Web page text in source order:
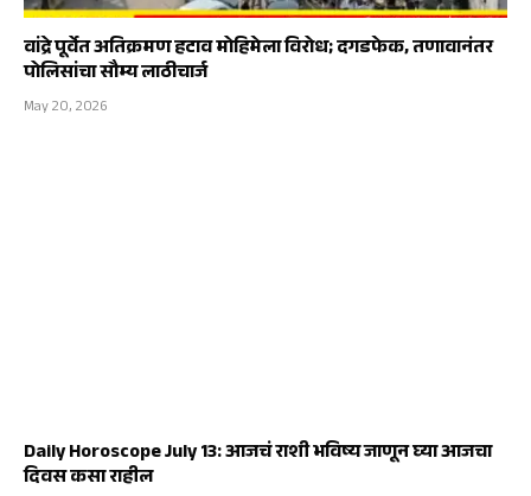
वांद्रे पूर्वेत अतिक्रमण हटाव मोहिमेला विरोध; दगडफेक, तणावानंतर
पोलिसांचा सौम्य लाठीचार्ज
May 20, 2026
Daily Horoscope July 13: आजचं राशी भविष्य जाणून घ्या आजचा
दिवस कसा राहील